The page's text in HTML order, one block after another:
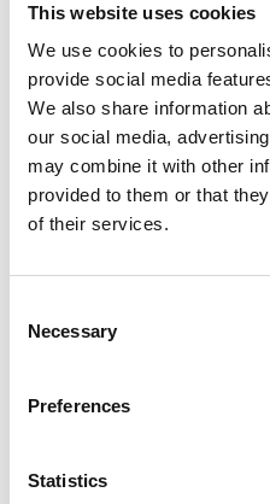
This website uses cookies
We use cookies to
provide social media
We also share information
our social media,
may combine it with other
provided to them or that
of their services.
Selection
Necessary
Preferences
Statistics
Italia
Repubblica Ceca
semestre